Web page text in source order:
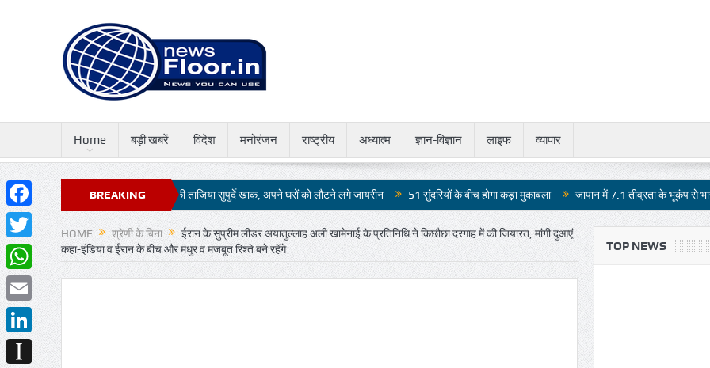
Home बड़ी खबरें विदेश मनोरंजन राष्ट्रीय अध्यात्म ज्ञान-विज्ञान लाइफ व्यापार
BREAKING
NEWS
की मौजूदगी में चेहल्लुम की ताजिया सुपुर्दे खाक, अपने घरों को लौटने लगे जायरीन 51 सुंदरियों के बीच होगा कड़ा मुकाबला जापान में 7.1 तीव्रता के भूकंप से भारी तबाही
HOME श्रेणी के बिना
ईरान के सुप्रीम लीडर अयातुल्लाह अली खामेनाई के प्रतिनिधि ने किछौछा दरगाह में की जियारत, मांगी दुआएं,
कहा-इंडिया व ईरान के बीच और मधुर व मजबूत रिश्ते बने रहेंगे
TOP NEWS
Facebook
Twitter
WhatsApp
Email
LinkedIn